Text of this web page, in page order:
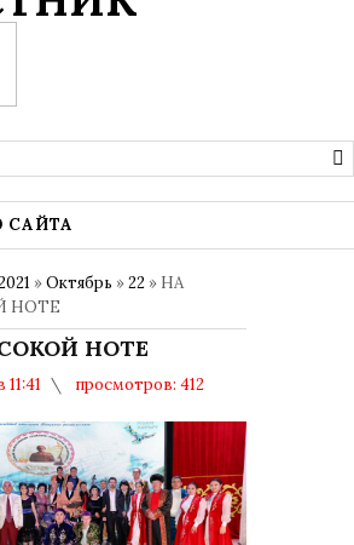
»Октябрь »22 » НА
НОТЕ
НОТЕ
11:41
просмотров: 412